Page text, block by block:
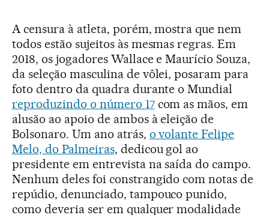
A censura à atleta, porém, mostra que nem
todos estão sujeitos às mesmas regras. Em
2018, os jogadores Wallace e Maurício Souza,
da seleção masculina de vôlei, posaram para
foto dentro da quadra durante o Mundial
reproduzindo o número 17com as mãos, em
alusão ao apoio de ambos à eleição de
Bolsonaro. Um ano atrás, o volante Felipe
Melo, do Palmeiras, dedicou gol ao
presidente em entrevista na saída do campo.
Nenhum deles foi constrangido com notas de
repúdio, denunciado, tampouco punido,
como deveria ser em qualquer modalidade